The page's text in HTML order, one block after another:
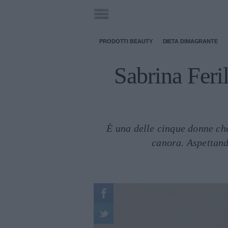
PRODOTTI BEAUTY DIETA DIMAGRANTE
Sabrina
È una delle cinque donne
canora.